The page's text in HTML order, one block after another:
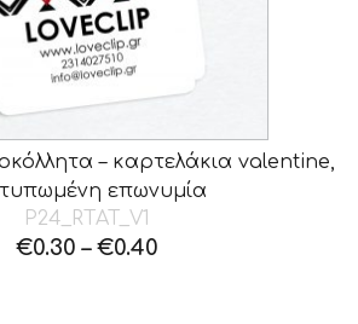
– καρτελάκια valentine,
επωνυμία
P24_RTAT_V1
€0.30 – €0.40